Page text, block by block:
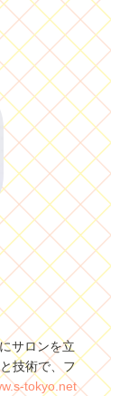
サロンを立
技術で、フ
tokyo.net